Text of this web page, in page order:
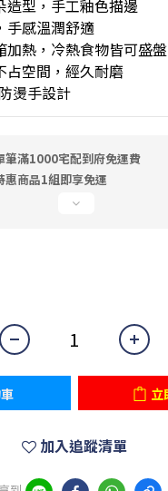
造型，手工釉色描邊
手感溫潤舒適
加熱，冷熱食物皆可盛盤
占空間，經久耐磨
燙手設計
筆滿1000宅配到府免運費
惠商品1組即享免運
立
加入追蹤清單